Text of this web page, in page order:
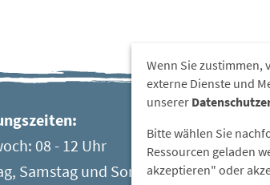
08 - 12 Uhr
Samstag und Sonntag: 13 - 17
Wenn Sie zustimmen,
externe Dienste und
unserer
Bitte wählen Sie
Ressourcen geladen
akzeptieren" oder